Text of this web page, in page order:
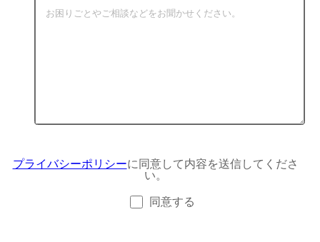
プライバシーポリシーに同意して内容を送信してくださ
い。
同意する